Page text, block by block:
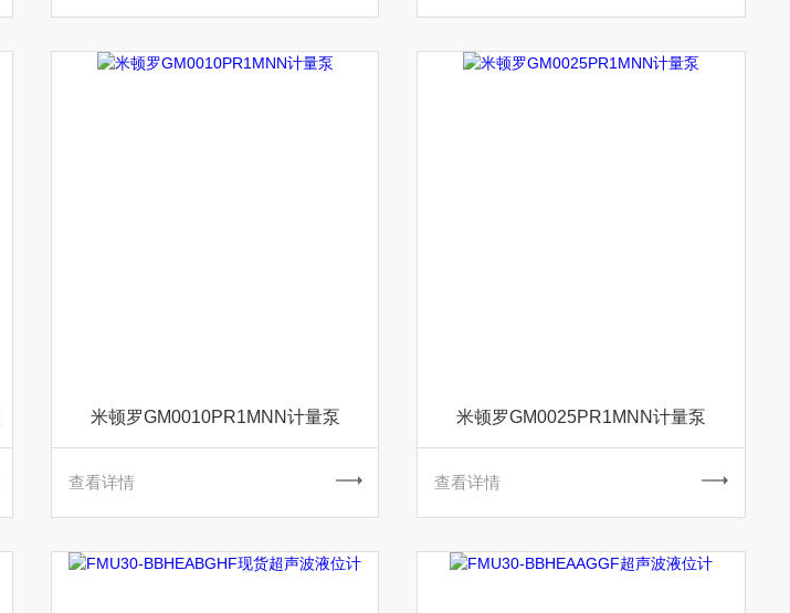
米顿罗GM0010PR1MNN计量泵
查看详情
米顿罗GM0025PR1MNN计量泵
查看详情